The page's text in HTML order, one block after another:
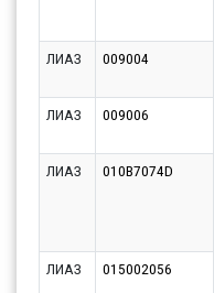
ЛИАЗ 009004
ЛИАЗ 009006
ЛИАЗ 010B7074D
ЛИАЗ 015002056